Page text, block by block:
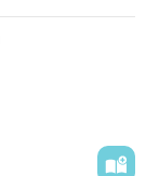
さい。
なく、法律、
ません。
事故とは関係が